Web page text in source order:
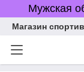
Мужская
Магазин